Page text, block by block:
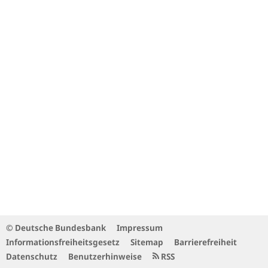
© Deutsche Bundesbank
Impressum
Informationsfreiheitsgesetz
Sitemap
Barrierefreiheit
Datenschutz
Benutzerhinweise RSS